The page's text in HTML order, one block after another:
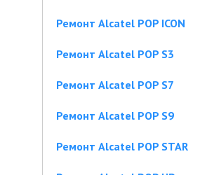
Ремонт Alcatel POP ICON
Ремонт Alcatel POP S3
Ремонт Alcatel POP S7
Ремонт Alcatel POP S9
Ремонт Alcatel POP STAR